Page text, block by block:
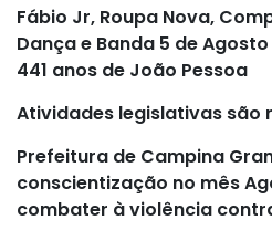
Fábio Jr, Roupa Nova,
Dança e Banda 5 de
441 anos de João Pessoa
Atividades legislativas são
Prefeitura de Campina
conscientização no mês
combater à violência